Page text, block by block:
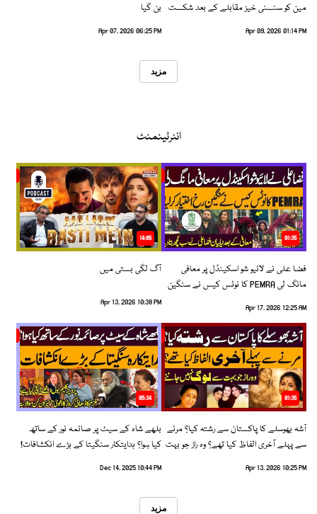
مین کو سنسنی خیز مقابلے کے بعد شکست
Apr 09, 2026 01:14 PM
بن گیا
Apr 07, 2026 06:25 PM
مزید
انٹرٹینمنٹ
01:35
فضا علی نے لائیو شو اسکینڈل پر معافی
مانگ لی PEMRA کا نوٹس کیس نے سنگین
Apr 17, 2026 12:25 AM
14:05
آگ لگی بستی میں
Apr 13, 2026 10:38 PM
01:35
آشہ بھوسلے کا پاکستان سے رشتہ کیا؟ مرنے
سے پہلے آخری الفاظ کیا تھے؟ وہ راز جو بہت
Apr 13, 2026 10:25 PM
05:34
بلھے شاہ کے سیٹ پر صائمہ نور کے ساتھ
کیا ہوا؟ ہدایتکار سنگیتا کے بڑے انکشافات!
Dec 14, 2025 10:44 PM
مزید